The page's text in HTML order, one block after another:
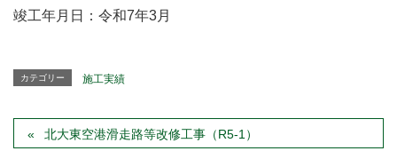
竣工年月日：令和7年3月
カテゴリー 施工実績
北大東空港滑走路等改修工事（R5-1）